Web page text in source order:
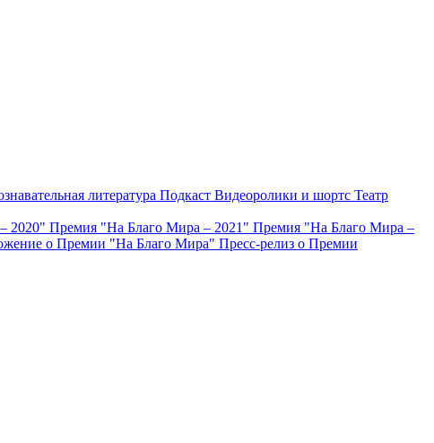
литература Подкаст Видеоролики и шортс Театр
2020" Премия "На Благо Мира – 2021" Премия "На Благо Мира –
о Премии "На Благо Мира" Пресс-релиз о Премии